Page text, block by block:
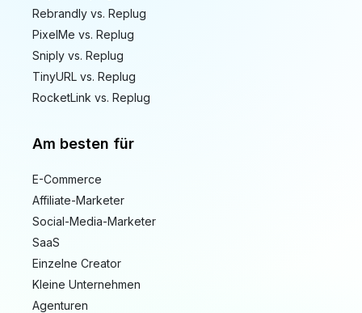
Rebrandly vs. Replug
PixelMe vs. Replug
Sniply vs. Replug
TinyURL vs. Replug
RocketLink vs. Replug
Am besten für
E-Commerce
Affiliate-Marketer
Social-Media-Marketer
SaaS
Einzelne Creator
Kleine Unternehmen
Agenturen